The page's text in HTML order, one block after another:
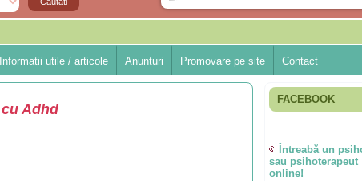
Informatii utile / articole Anunturi Promovare pe site Contact
Adhd
FACEBOOK
Întreabă un
sau psihoterapeut
online!